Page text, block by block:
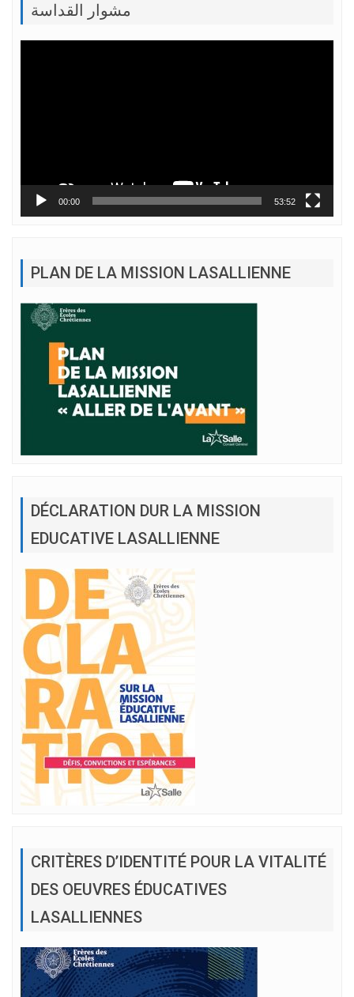
مشوار القداسة
00:00 53:52
PLAN DE LA MISSION LASALLIENNE
DÉCLARATION DUR LA MISSION
EDUCATIVE LASALLIENNE
CRITÈRES D’IDENTITÉ POUR LA VITALITÉ
DES OEUVRES ÉDUCATIVES
LASALLIENNES